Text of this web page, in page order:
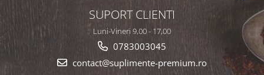
SUPORT CLIENTI
Luni-Vineri 9,00 - 17,00
0783003045
contact@suplimente-premium.ro